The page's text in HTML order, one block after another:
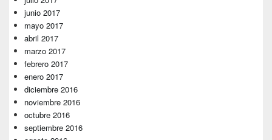
junio 2017
mayo 2017
abril 2017
marzo 2017
febrero 2017
enero 2017
diciembre 2016
noviembre 2016
octubre 2016
septiembre 2016